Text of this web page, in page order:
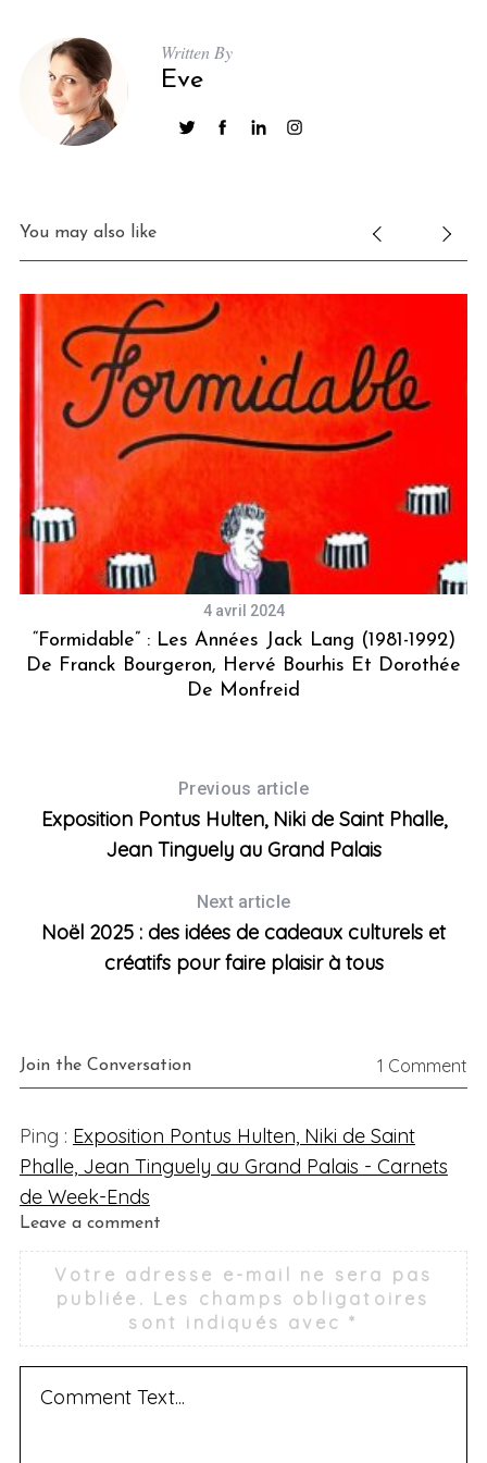
Written By
Eve
You may also like
4 avril 2024
“Formidable” : Les Années Jack Lang (1981-1992)
De Franck Bourgeron, Hervé Bourhis Et Dorothée
De Monfreid
Previous article
Exposition Pontus Hulten, Niki de Saint Phalle,
Jean Tinguely au Grand Palais
Next article
Noël 2025 : des idées de cadeaux culturels et
créatifs pour faire plaisir à tous
Join the Conversation 1 Comment
Ping : Exposition Pontus Hulten, Niki de Saint
Phalle, Jean Tinguely au Grand Palais - Carnets
de Week-Ends
L
e
a
v
e
Leave a comment
Votre adresse e-mail ne sera pas
publiée. Les champs obligatoires
sont indiqués avec*